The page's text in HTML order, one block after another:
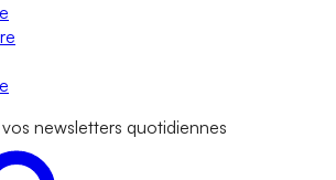
newsletters quotidiennes